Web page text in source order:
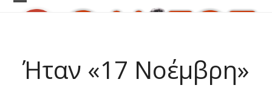
Skip
Open
Close
Ήταν «17 Νοέμβρη»